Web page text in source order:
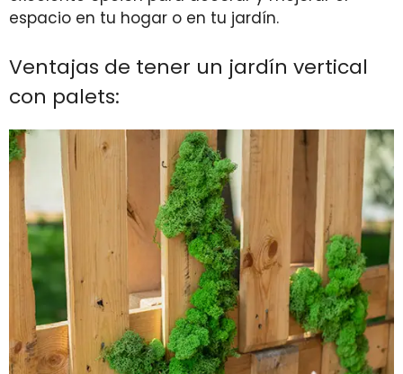
espacio en tu hogar o en tu jardín.
Ventajas de tener un jardín vertical
con palets: